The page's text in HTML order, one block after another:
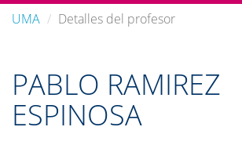
UMA
Detalles del profesor
PABLO RAMIREZ
ESPINOSA